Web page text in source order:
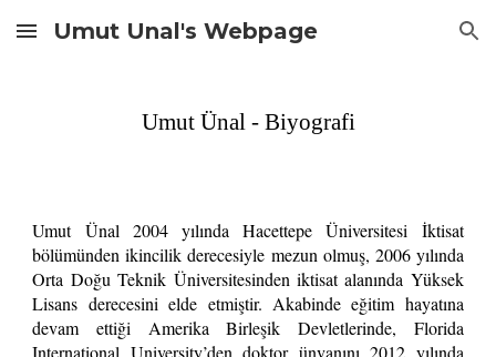
Skip to main content Skip to navigation
Umut Unal's Webpage
Umut Ünal - Biyografi
Umut Ünal 2004 yılında Hacettepe Üniversitesi İktisat
bölümünden ikincilik derecesiyle mezun olmuş, 2006 yılında
Orta Doğu Teknik Üniversitesinden iktisat alanında Yüksek
Lisans derecesini elde etmiştir. Akabindeeğitim hayatına
devam ettiği Amerika Birleşik Devletlerinde, Florida
International University’dendoktor ünvanını 2012 yılında